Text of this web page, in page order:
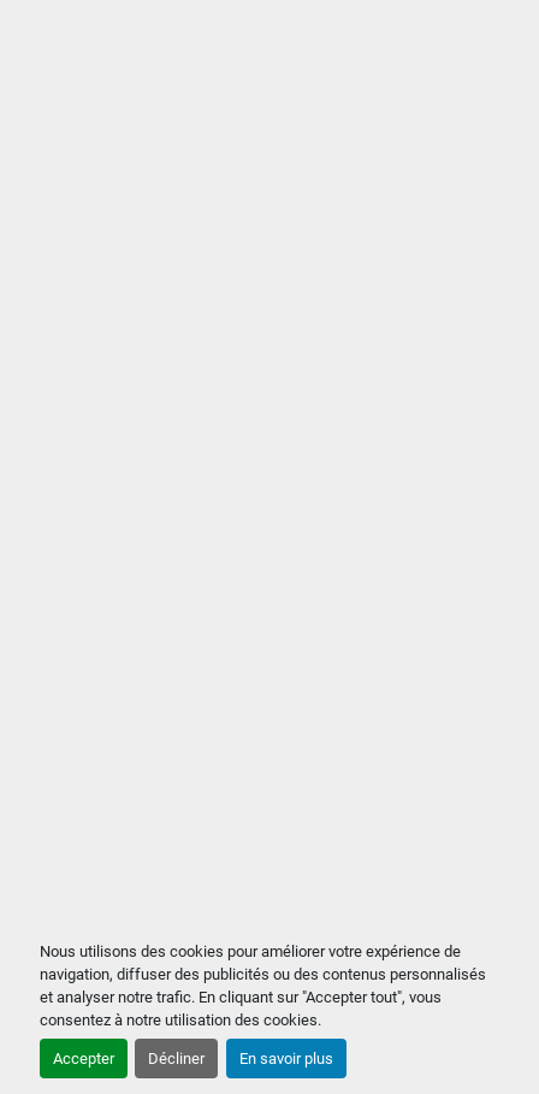
Nous utilisons des cookies pour améliorer votre expérience de
navigation, diffuser des publicités ou des contenus personnalisés
et analyser notre trafic. En cliquant sur "Accepter tout", vous
consentez à notre utilisation des cookies.
Accepter Décliner En savoir plus